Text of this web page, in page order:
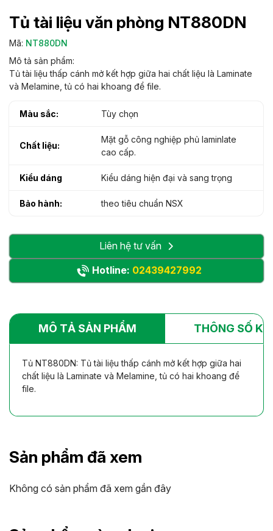
Tủ tài liệu văn phòng NT880DN
Mã: NT880DN
Mô tả sản phẩm:
Tủ tài liệu thấp cánh mở kết hợp giữa hai chất liệu là Laminate
và Melamine, tủ có hai khoang để file.
Màu sắc: Tùy chọn
Chất liệu:
Mặt gỗ công nghiệp phủ laminlate
cao cấp.
Kiểu dáng Kiểu dáng hiện đại và sang trọng
Bảo hành: theo tiêu chuẩn NSX
Liên hệ tư vấn
Hotline: 02439427992
MÔ TẢ SẢN PHẨM THÔNG SỐ
Tủ NT880DN: Tủ tài liệu thấp cánh mở kết hợp giữa hai
chất liệu là Laminate và Melamine, tủ có hai khoang để
file.
Sản phẩm đã xem
Không có sản phẩm đã xem gần đây